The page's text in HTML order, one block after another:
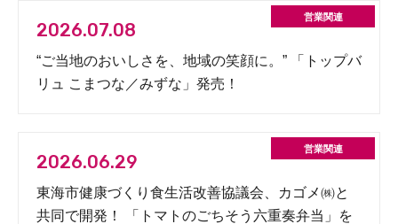
2026.07.08
“ご当地のおいしさを、地域の笑顔に。” 「トップバ
リュ こまつな／みずな」発売！
2026.06.29
東海市健康づくり食生活改善協議会、カゴメ㈱と
共同で開発！ 「トマトのごちそう六重奏弁当」を